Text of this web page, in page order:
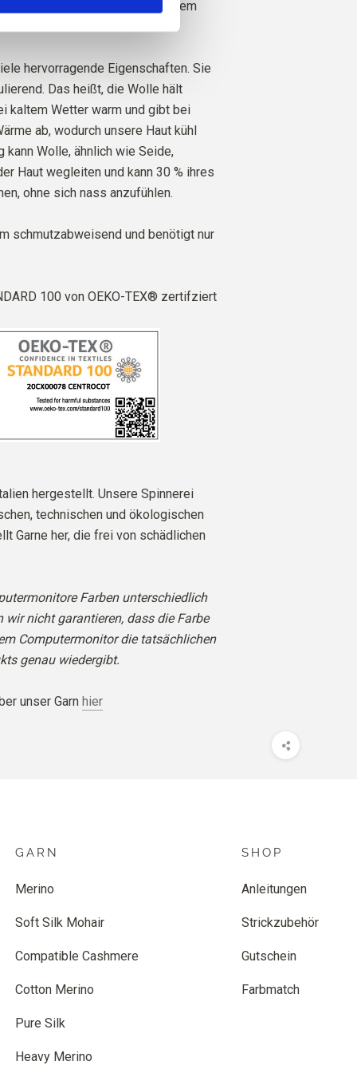
genau, von welcher Farm, welchem
hervorragende Eigenschaften. Sie
Das heißt, die Wolle hält
kaltem Wetter warm und gibt bei
ab, wodurch unsere Haut kühl
kann Wolle, ähnlich wie Seide,
Haut wegleiten und kann 30 % ihres
ohne sich nass anzufühlen.
schmutzabweisend und benötigt nur
100 von OEKO-TEX® zertifziert
hergestellt. Unsere Spinnerei
technischen und ökologischen
Garne her, die frei von schädlichen
Farben unterschiedlich
wir nicht garantieren, dass die Farbe
Computermonitor die tatsächlichen
genau wiedergibt.
unser Garn hier
GARN
Merino
Soft Silk Mohair
Compatible Cashmere
Cotton Merino
Pure Silk
Heavy Merino
SHOP
Anleitungen
Strickzubehör
Gutschein
Farbmatch